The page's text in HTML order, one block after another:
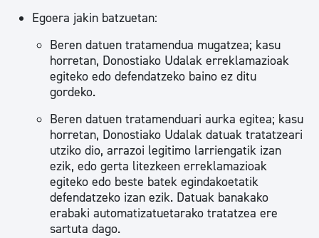
Egoera jakin batzuetan:
Beren datuen tratamendua mugatzea; kasu
horretan, Donostiako Udalak erreklamazioak
egiteko edo defendatzeko baino ez ditu
gordeko.
Beren datuen tratamenduari aurka egitea; kasu
horretan, Donostiako Udalak datuak tratatzeari
utziko dio, arrazoi legitimo larriengatik izan
ezik, edo gerta litezkeen erreklamazioak
egiteko edo beste batek egindakoetatik
defendatzeko izan ezik. Datuak banakako
erabaki automatizatuetarako tratatzea ere
sartuta dago.